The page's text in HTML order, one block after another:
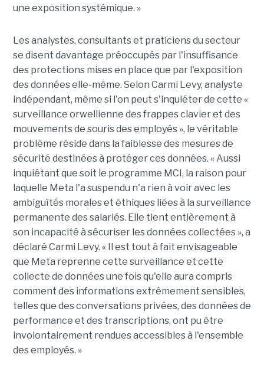
une exposition systémique. »
Les analystes, consultants et praticiens du secteur
se disent davantage préoccupés par l'insuffisance
des protections mises en place que par l'exposition
des données elle-même. Selon Carmi Levy, analyste
indépendant, même si l'on peut s'inquiéter de cette «
surveillance orwellienne des frappes clavier et des
mouvements de souris des employés », le véritable
problème réside dans la faiblesse des mesures de
sécurité destinées à protéger ces données. « Aussi
inquiétant que soit le programme MCI, la raison pour
laquelle Meta l'a suspendu n'a rien à voir avec les
ambiguïtés morales et éthiques liées à la surveillance
permanente des salariés. Elle tient entièrement à
son incapacité à sécuriser les données collectées », a
déclaré Carmi Levy. « Il est tout à fait envisageable
que Meta reprenne cette surveillance et cette
collecte de données une fois qu'elle aura compris
comment des informations extrêmement sensibles,
telles que des conversations privées, des données de
performance et des transcriptions, ont pu être
involontairement rendues accessibles à l'ensemble
des employés. »